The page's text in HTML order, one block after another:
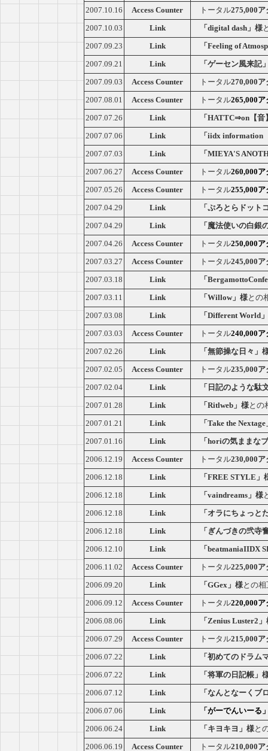
2007.10.16 Access Counter トータル275,000
2007.10.03 Link 「digital dash」様
2007.09.23 Link 「Feeling of
2007.09.21 Link 「ゲーセン風来記
2007.09.03 Access Counter トータル270,000
2007.08.01 Access Counter トータル265,000
2007.07.26 Link 「HATTC⇒on【音
2007.07.06 Link 「iidx information
2007.07.03 Link 「MIEYA'S
2007.06.27 Access Counter トータル260,000
2007.05.26 Access Counter トータル255,000
2007.04.29 Link 「ぷろとらドット
2007.04.29 Link 「魔法使いの白銀
2007.04.26 Access Counter トータル250,000
2007.03.27 Access Counter トータル245,000
2007.03.18 Link 「
2007.03.11 Link 「Willow」様との
2007.03.08 Link 「Different World
2007.03.03 Access Counter トータル240,000
2007.02.26 Link 「無節操な日々」
2007.02.05 Access Counter トータル235,000
2007.02.04 Link 「日記のような駄
2007.01.28 Link 「Ritlweb」様との
2007.01.21 Link 「Take the
2007.01.16 Link 「horiの気ままな
2006.12.19 Access Counter トータル230,000
2006.12.18 Link 「FREE STYLE」
2006.12.18 Link 「vaindreams」様
2006.12.18 Link 「オラにちょっと
2006.12.18 Link 「ぎんづきの弐寺
2006.12.10 Link 「beatmaniaIIDX
2006.11.02 Access Counter トータル225,000
2006.09.20 Link 「GGex」様との
2006.09.12 Access Counter トータル220,000
2006.08.06 Link 「Zenius Luster2」
2006.07.29 Access Counter トータル215,000
2006.07.22 Link 「初めてのドラム
2006.07.22 Link 「将軍の日記帳」
2006.07.12 Link 「なんとなーくブ
2006.07.06 Link 「がーでんいーる
2006.06.24 Link 「キヨキヨ」様と
2006.06.19 Access Counter トータル210,000